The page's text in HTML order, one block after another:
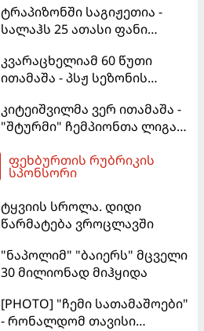
ტრაპიზონში საგიჟეთია -
სალაჰს 25 ათასი ფანი
კვარაცხელიამ 60 წუთი
ითამაშა - პსჟ სეზონის
"მალიორკასთან"
დამარცხდა
კიტეიშვილმა ვერ ითამაშა -
"შტურმი" ჩემპიონთა ლიგაზე
დამარცხდა
ფეხბურთის რუბრიკის
სპონსორი
ტყვიის სროლა. დიდი
წარმატება ვროცლავში
"ნაპოლიმ" "ბაიერს" მცველი
30 მილიონად მიჰყიდა
[PHOTO] "ჩემი სათამაშოები"
- რონალდომ თავისი